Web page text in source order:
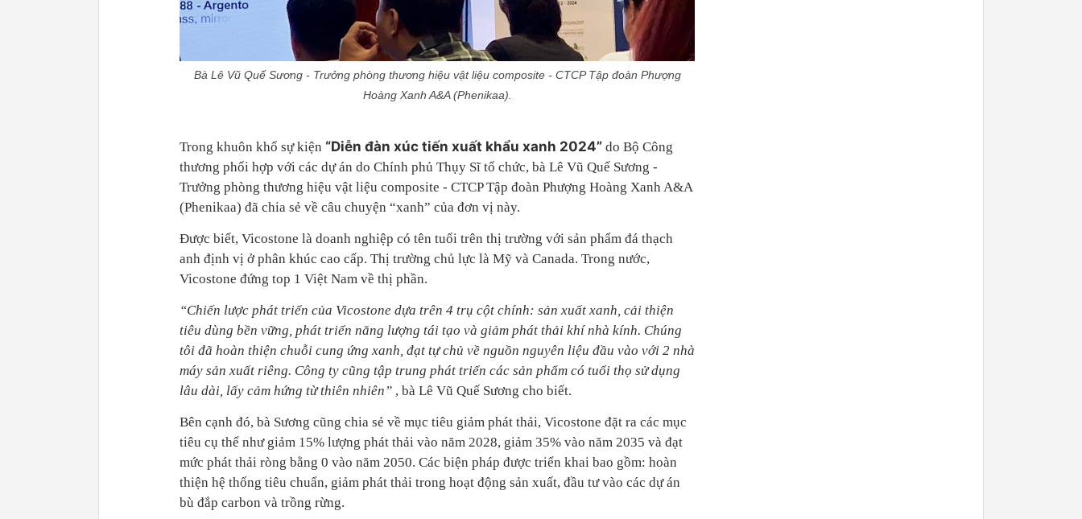
Bà Lê Vũ Quế Sương - Trưởng phòng thương hiệu vật liệu composite - CTCP Tập đoàn Phượng
Hoàng Xanh A&A (Phenikaa).
Trong khuôn khổ sự kiện “Diễn đàn xúc tiến xuất khẩu xanh 2024” do Bộ Công
thương phối hợp với các dự án do Chính phủ Thụy Sĩ tổ chức, bà Lê Vũ Quế Sương -
Trưởng phòng thương hiệu vật liệu composite - CTCP Tập đoàn Phượng Hoàng Xanh A&A
(Phenikaa) đã chia sẻ về câu chuyện “xanh” của đơn vị này.
Được biết, Vicostone là doanh nghiệp có tên tuổi trên thị trường với sản phẩm đá thạch
anh định vị ở phân khúc cao cấp. Thị trường chủ lực là Mỹ và Canada. Trong nước,
Vicostone đứng top 1 Việt Nam về thị phần.
“Chiến lược phát triển của Vicostone dựa trên 4 trụ cột chính: sản xuất xanh, cải thiện
tiêu dùng bền vững, phát triển năng lượng tái tạo và giảm phát thải khí nhà kính. Chúng
tôi đã hoàn thiện chuỗi cung ứng xanh, đạt tự chủ về nguồn nguyên liệu đầu vào với 2 nhà
máy sản xuất riêng. Công ty cũng tập trung phát triển các sản phẩm có tuổi thọ sử dụng
lâu dài, lấy cảm hứng từ thiên nhiên” , bà Lê Vũ Quế Sương cho biết.
Bên cạnh đó, bà Sương cũng chia sẻ về mục tiêu giảm phát thải, Vicostone đặt ra các mục
tiêu cụ thể như giảm 15% lượng phát thải vào năm 2028, giảm 35% vào năm 2035 và đạt
mức phát thải ròng bằng 0 vào năm 2050. Các biện pháp được triển khai bao gồm: hoàn
thiện hệ thống tiêu chuẩn, giảm phát thải trong hoạt động sản xuất, đầu tư vào các dự án
bù đắp carbon và trồng rừng.